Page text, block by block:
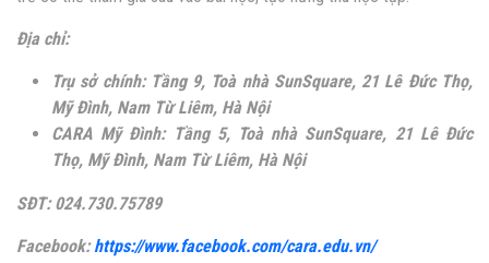
Địa chỉ:
Trụ sở chính: Tầng 9, Toà nhà SunSquare, 21 Lê Đức Thọ,
Mỹ Đình, Nam Từ Liêm, Hà Nội
CARA Mỹ Đình: Tầng 5, Toà nhà SunSquare, 21 Lê Đức
Thọ, Mỹ Đình, Nam Từ Liêm, Hà Nội
SĐT: 024.730.75789
Facebook:https://www.facebook.com/cara.edu.vn/